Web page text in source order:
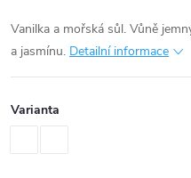
Vanilka a mořská sůl. Vůně
a jasmínu. Detailní informace
Varianta